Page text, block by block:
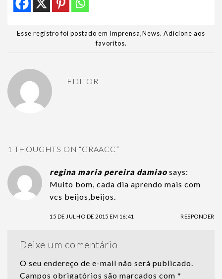
Esse registro foi postado em Imprensa,News. Adicione aos
favoritos.
EDITOR
1 THOUGHTS ON “GRAACC”
regina maria pereira damiao says:
Muito bom, cada dia aprendo mais com
vcs beijos,beijos.
15 DE JULHO DE 2015 EM 16:41 RESPONDER
Deixe um comentário
O seu endereço de e-mail não será publicado.
Campos obrigatórios são marcados com *